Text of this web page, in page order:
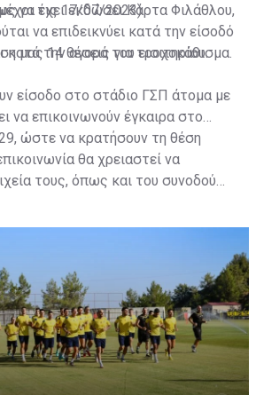
να έχει εκδώσει Κάρτα Φιλάθλου,
να επιδεικνύει κατά την είσοδό
κατά την αγορά του εισιτηρίου.
τις 17/07/2023)
μας 14 θέσεις για τροχοκάθισμα.
είσοδο στο στάδιο ΓΣΠ άτομα με
να επικοινωνούν έγκαιρα στο
ώστε να κρατήσουν τη θέση
θα χρειαστεί να
τους, όπως και του συνοδού